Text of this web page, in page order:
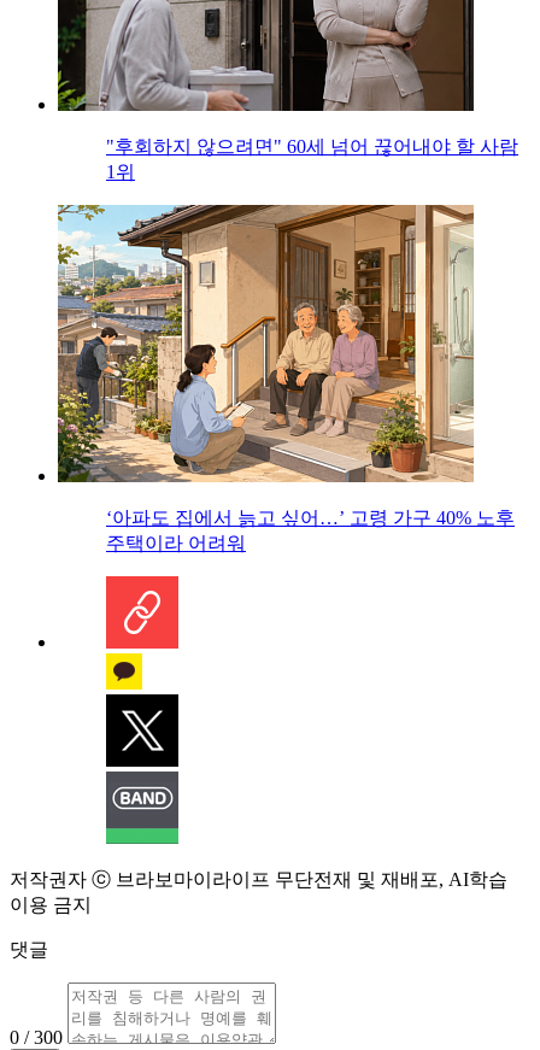
"후회하지 않으려면" 60세 넘어 끊어내야 할 사람
1위
‘아파도 집에서 늙고 싶어…’ 고령 가구 40% 노후
주택이라 어려워
저작권자 ⓒ 브라보마이라이프 무단전재 및 재배포, AI학습
이용 금지
댓글
0 / 300